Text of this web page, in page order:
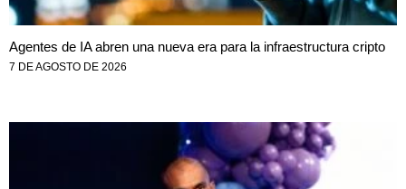
Agentes de IA abren una nueva era para la infraestructura cripto
7 DE AGOSTO DE 2026